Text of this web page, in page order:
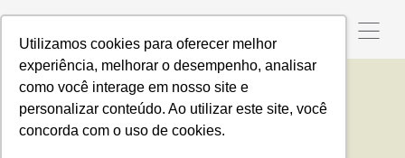
Utilizamos cookies para oferecer melhor
experiência, melhorar o desempenho, analisar
como você interage em nosso site e
personalizar conteúdo. Ao utilizar este site, você
concorda com o uso de cookies.
cacau